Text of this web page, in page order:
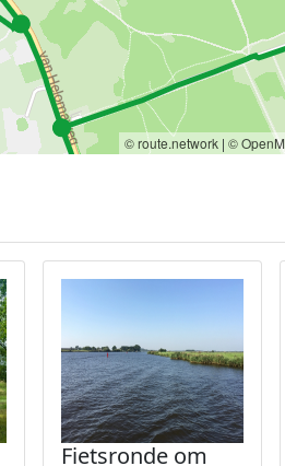
© route.network | ©
Fietsronde om